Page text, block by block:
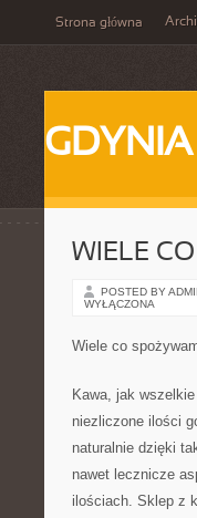
Strona główna
GDYNIA
WIELE
POSTED BY
WYŁĄCZONA
Wiele co
Kawa, jak
niezliczone ilości
naturalnie dzięki
nawet lecznicze
ilościach. Sklep z